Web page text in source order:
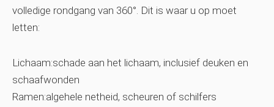
volledige rondgang van 360°. Dit is waar u op moet
letten:
Lichaam:schade aan het lichaam, inclusief deuken en
schaafwonden
Ramen:algehele netheid, scheuren of schilfers